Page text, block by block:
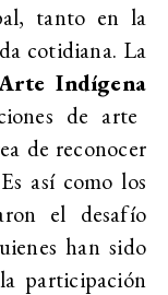
tanto en la
cotidiana. La
Indígena
de arte
de reconocer
así como los
el desafío
han sido
participación